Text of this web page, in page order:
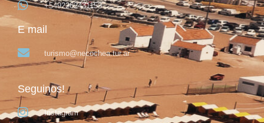
+5492262431153
E mail
turismo@necochea.tur.ar
Seguinos!
Instagram